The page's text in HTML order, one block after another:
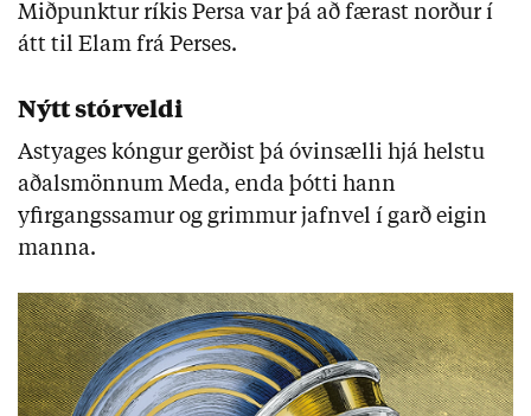
Miðpunktur ríkis Persa var þá að færast norður í
átt til Elam frá Perses.
Nýtt stórveldi
Astyages kóngur gerðist þá óvinsælli hjá helstu
aðalsmönnum Meda, enda þótti hann
yfirgangssamur og grimmur jafnvel í garð eigin
manna.